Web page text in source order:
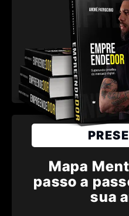
Mapa
passo a
sua